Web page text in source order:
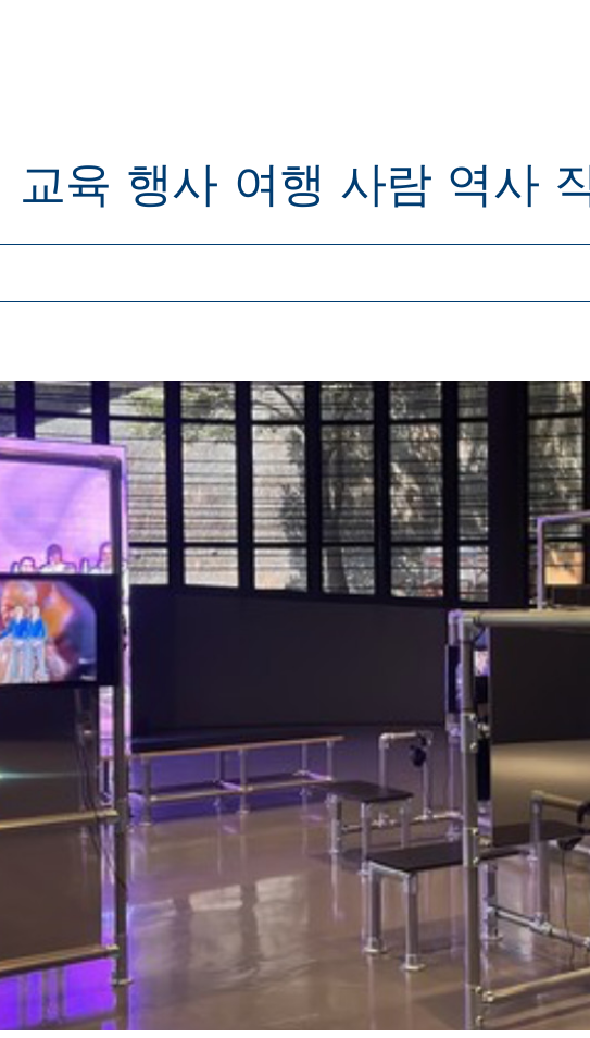
교육 행사 여행 사람 역사